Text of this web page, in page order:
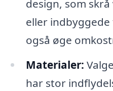
design, som
eller
også øge
Materialer:
har stor